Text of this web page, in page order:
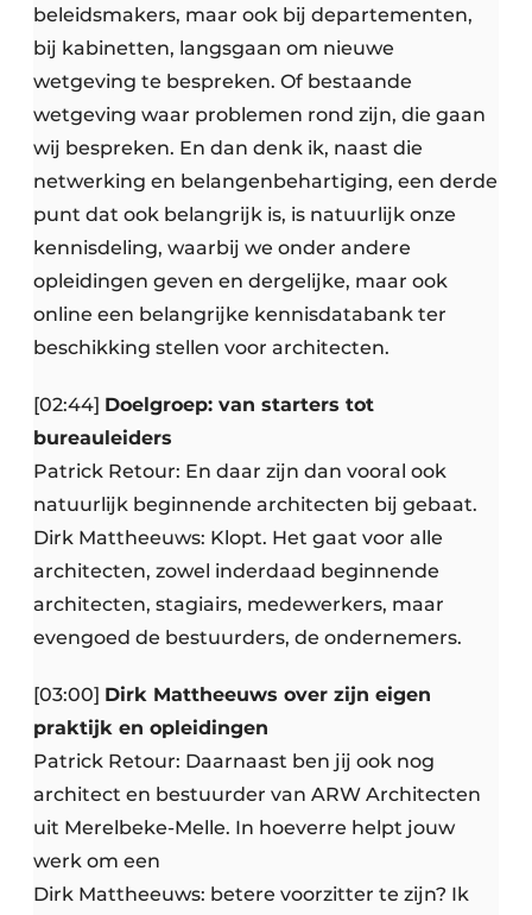
beleidsmakers, maar ook bij departementen,
bij kabinetten, langsgaan om nieuwe
wetgeving te bespreken. Of bestaande
wetgeving waar problemen rond zijn, die gaan
wij bespreken. En dan denk ik, naast die
netwerking en belangenbehartiging, een derde
punt dat ook belangrijk is, is natuurlijk onze
kennisdeling, waarbij we onder andere
opleidingen geven en dergelijke, maar ook
online een belangrijke kennisdatabank ter
beschikking stellen voor architecten.
[02:44] Doelgroep: van starters tot
bureauleiders
Patrick Retour: En daar zijn dan vooral ook
natuurlijk beginnende architecten bij gebaat.
Dirk Mattheeuws: Klopt. Het gaat voor alle
architecten, zowel inderdaad beginnende
architecten, stagiairs, medewerkers, maar
evengoed de bestuurders, de ondernemers.
[03:00] Dirk Mattheeuws over zijn eigen
praktijk en opleidingen
Patrick Retour: Daarnaast ben jij ook nog
architect en bestuurder van ARW Architecten
uit Merelbeke-Melle. In hoeverre helpt jouw
werk om een
Dirk Mattheeuws: betere voorzitter te zijn? Ik